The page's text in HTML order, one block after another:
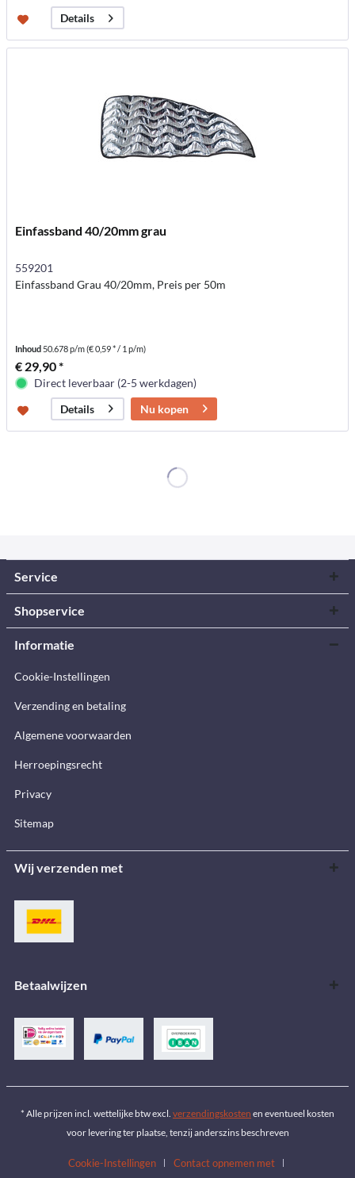
Details
Einfassband 40/20mm grau
559201
Einfassband Grau 40/20mm, Preis per 50m
Inhoud 50.678 p/m(€ 0,59 * / 1 p/m)
€ 29,90 *
Direct leverbaar (2-5 werkdagen)
Details
Nu kopen
Service
Shopservice
Informatie
Cookie-Instellingen
Verzending en betaling
Algemene voorwaarden
Herroepingsrecht
Privacy
Sitemap
Wij verzenden met
Betaalwijzen
* Alle prijzen incl. wettelijke btw excl. verzendingskosten en eventueel kosten
voor levering ter plaatse, tenzij anderszins beschreven
Cookie-Instellingen Contact opnemen met